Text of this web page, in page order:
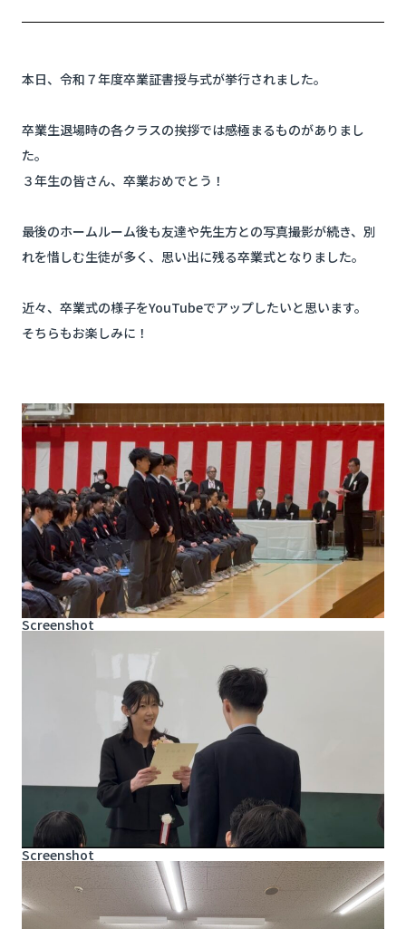
本日、令和７年度卒業証書授与式が挙行されました。
卒業生退場時の各クラスの挨拶では感極まるものがありまし
た。
３年生の皆さん、卒業おめでとう！
最後のホームルーム後も友達や先生方との写真撮影が続き、別
れを惜しむ生徒が多く、思い出に残る卒業式となりました。
近々、卒業式の様子をYouTubeでアップしたいと思います。
そちらもお楽しみに！
Screenshot
Screenshot